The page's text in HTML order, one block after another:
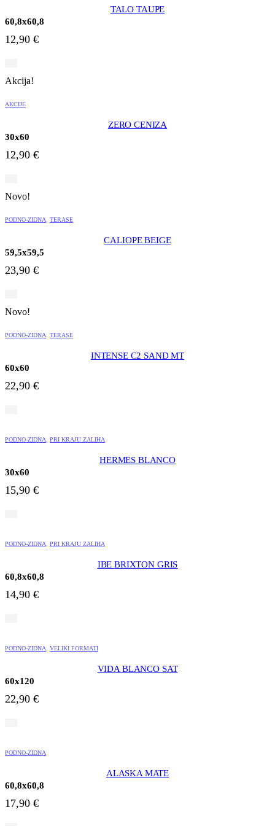
TALO TAUPE
60,8x60,8
12,90 €
Akcija!
AKCIJE
ZERO CENIZA
30x60
12,90 €
Novo!
PODNO-ZIDNA TERASE
CALIOPE BEIGE
59,5x59,5
23,90 €
Novo!
PODNO-ZIDNA TERASE
INTENSE C2 SAND MT
60x60
22,90 €
PODNO-ZIDNA PRI KRAJU ZALIHA
HERMES BLANCO
30x60
15,90 €
PODNO-ZIDNA PRI KRAJU ZALIHA
IBE BRIXTON GRIS
60,8x60,8
14,90 €
PODNO-ZIDNA VELIKI FORMATI
VIDA BLANCO SAT
60x120
22,90 €
PODNO-ZIDNA
ALASKA MATE
60,8x60,8
17,90 €